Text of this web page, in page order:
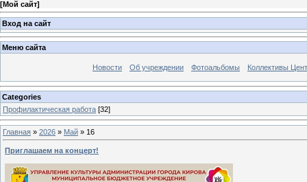
[Мой сайт]
Вход на сайт
Меню сайта
Новости Об учреждении Фотоальбомы Коллективы
Categories
Профилактическая работа [32]
Главная » 2026 » Май » 16
Приглашаем на концерт!